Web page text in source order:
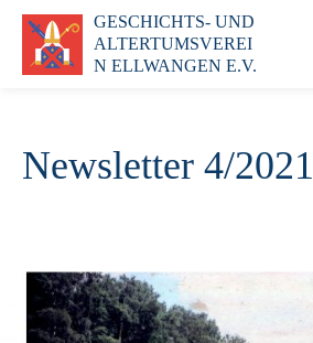
GESCHICHTS- UND
ALTERTUMSVEREI
N ELLWANGEN E.V.
Newsletter 4/2021